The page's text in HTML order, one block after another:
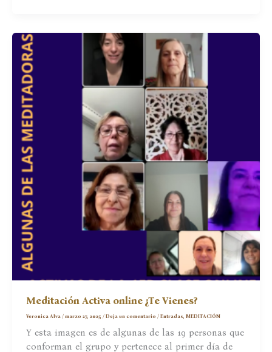
Masaje
SoySer
Meditación Activa online ¿Te Vienes?
Veronica Alva/marzo 27, 2025/Deja un comentario /Entradas,MEDITACIÓN
Y esta imagen es de algunas de las 19 personas que
conforman el grupo y pertenece al primer día de